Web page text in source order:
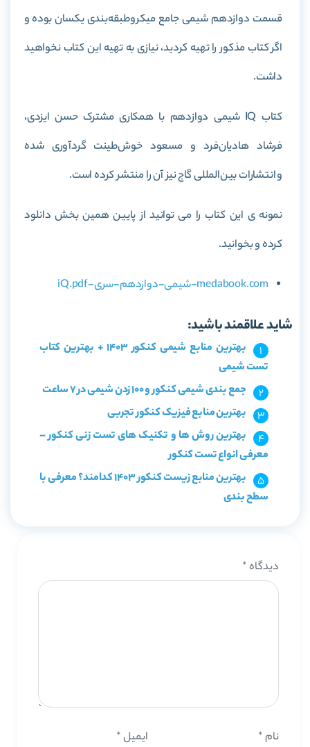
قسمت دوازدهم شیمی جامع میکروطبقه‌بندی یکسان بوده و
اگر کتاب مذکور را تهیه کردید، نیازی به تهیه این کتاب نخواهید
داشت.
کتاب IQ شیمی دوازدهم با همکاری مشترک حسن ایزدی،
فرشاد هادیان‌فرد و مسعود خوش‌طینت گردآوری شده
و انتشارات بین‌المللی گاج نیز آن را منتشر کرده است.
نمونه ی این کتاب را می توانید از پایین همین بخش دانلود
کرده و بخوانید.
medabook.com-شیمی-دوازدهم-سری-iQ.pdf
شاید علاقمند باشید:
بهترین منابع شیمی کنکور 1403 + بهترین کتاب
تست شیمی
جمع بندی شیمی کنکور و 100 زدن شیمی در 7 ساعت
بهترین منابع فیزیک کنکور تجربی
بهترین روش ها و تکنیک های تست زنی کنکور –
معرفی انواع تست کنکور
بهترین منابع زیست کنکور 1403 کدامند؟ معرفی با
سطح بندی
دیدگاه *
نام * ایمیل*